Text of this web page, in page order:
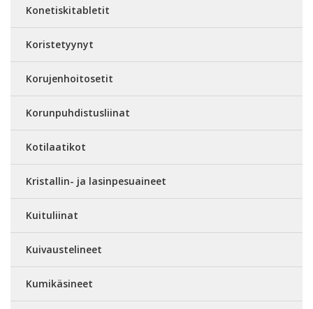
Konetiskitabletit
Koristetyynyt
Korujenhoitosetit
Korunpuhdistusliinat
Kotilaatikot
Kristallin- ja lasinpesuaineet
Kuituliinat
Kuivaustelineet
Kumikäsineet